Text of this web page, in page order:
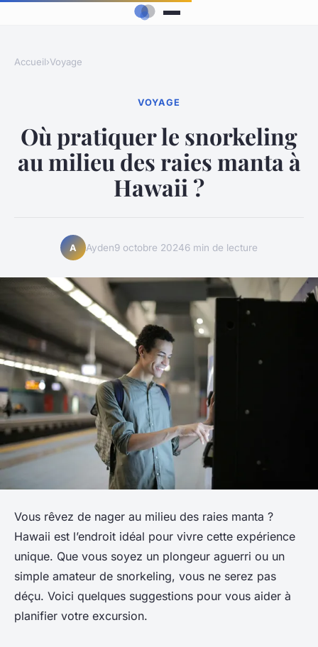
Accueil›Voyage
VOYAGE
Où pratiquer le snorkeling
au milieu des raies manta à
Hawaii ?
A Ayden9 octobre 20246 min de lecture
Vous rêvez de nager au milieu des raies manta ?
Hawaii est l’endroit idéal pour vivre cette expérience
unique. Que vous soyez un plongeur aguerri ou un
simple amateur de snorkeling, vous ne serez pas
déçu. Voici quelques suggestions pour vous aider à
planifier votre excursion.